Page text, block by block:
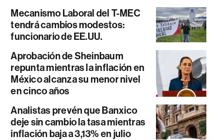
Mecanismo Laboral del T-MEC
tendrá cambios modestos:
funcionario de EE.UU.
Aprobación de Sheinbaum
repunta mientras la inflación en
México alcanza su menor nivel
en cinco años
Analistas prevén que Banxico
deje sin cambio la tasa mientras
inflación baja a 3,13% en julio